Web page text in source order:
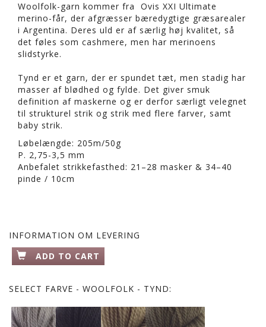
Woolfolk-garn kommer fra Ovis XXI Ultimate
merino-får, der afgræsser bæredygtige græsarealer
i Argentina. Deres uld er af særlig høj kvalitet, så
det føles som cashmere, men har merinoens
slidstyrke.
Tynd er et garn, der er spundet tæt, men stadig har
masser af blødhed og fylde. Det giver smuk
definition af maskerne og er derfor særligt velegnet
til strukturel strik og strik med flere farver, samt
baby strik.
Løbelængde: 205m/50g
P. 2,75-3,5 mm
Anbefalet strikkefasthed: 21–28 masker & 34–40
pinde / 10cm
INFORMATION OM LEVERING
ADD TO CART
SELECT FARVE - WOOLFOLK - TYND: